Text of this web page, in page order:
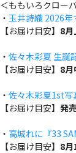
＜ももいろクロー
・ 玉井詩織 2026
【お届け目安】 8
・ 佐々木彩夏 生誕
【お届け目安】 8
・ 佐々木彩夏1st写
【お届け目安】 発
・ 高城れに『33
【お届け目安】 8